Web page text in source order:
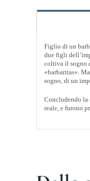
Figlio di un
due figli
coltiva il sogno
«barbaritas».
sogno, di un
Concludendo la
reale, e furono